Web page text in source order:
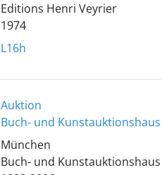
Editions Henri Veyrier
1974
L16h
Auktion
Buch- und Kunstauktionshaus
München
Buch- und Kunstauktionshaus